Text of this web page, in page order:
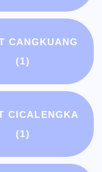
CANGKUANG
(1)
CICALENGKA
(1)